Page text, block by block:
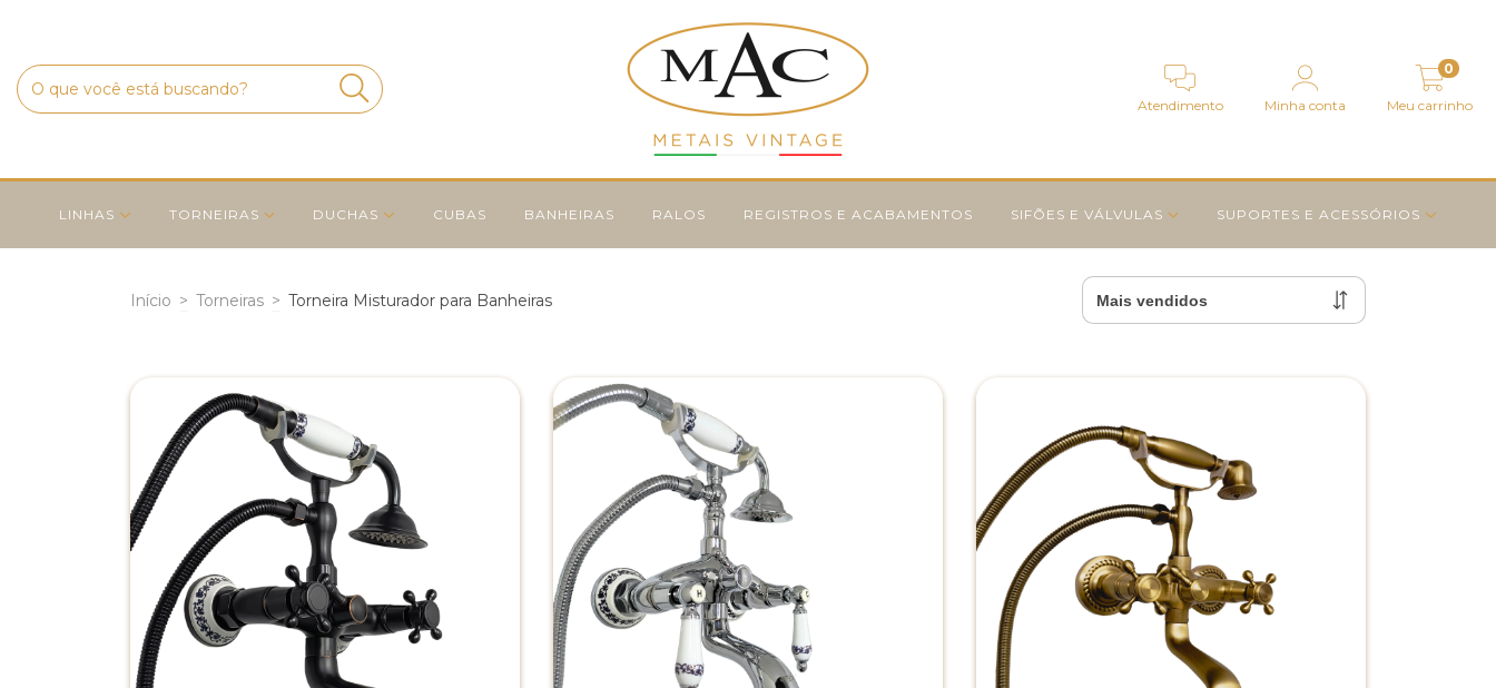
Atendimento Minha conta Meu carrinho
0
LINHAS TORNEIRAS DUCHAS CUBAS BANHEIRAS RALOS REGISTROS E ACABAMENTOS SIFÕES E VÁLVULAS SUPORTES E ACESSÓRIOS
Início > Torneiras > Torneira Misturador para Banheiras